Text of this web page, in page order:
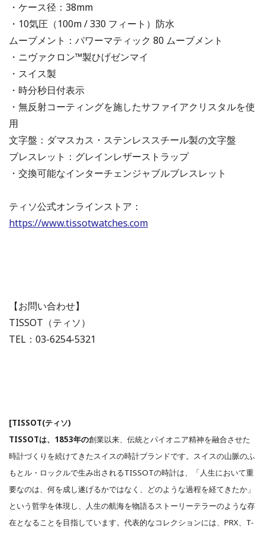
・ケース径：38mm
・10気圧（100m / 330 フィート）防水
ムーブメント：パワーマティック 80 ムーブメント
・ニヴァクロン™製ひげゼンマイ
・スイス製
・時分秒日付表示
・無反射コーティングを施したサファイアクリスタルを使
用
文字盤：ダマスカス・ステンレススチール製の文字盤
ブレスレット：グレインレザーストラップ
・交換可能なインターチェンジャブルブレスレット
ティソ公式オンラインストア：
https://www.tissotwatches.com
【お問い合わせ】
TISSOT（ティソ）
TEL：03-6254-5321
[TISSOT(ティソ)
TISSOTは、1853年の創業以来、伝統とパイオニア精神を融合させた
時計づくりを続けてきたスイスの時計ブランドです。スイスの山脈のふ
もとル・ロックルで生み出されるTISSOTの時計は、「人生において重
要なのは、何を成し遂げるかではなく、どのような過程を経てきたか」
という哲学を体現し、人生の航海を物語るストーリーテラーのような存
在となることを目指しています。代表的なコレクションには、PRX、T-